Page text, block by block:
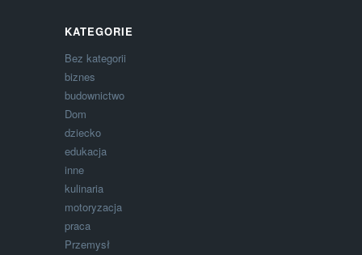
KATEGORIE
Bez kategorii
biznes
budownictwo
Dom
dziecko
edukacja
inne
kulinaria
motoryzacja
praca
Przemysł